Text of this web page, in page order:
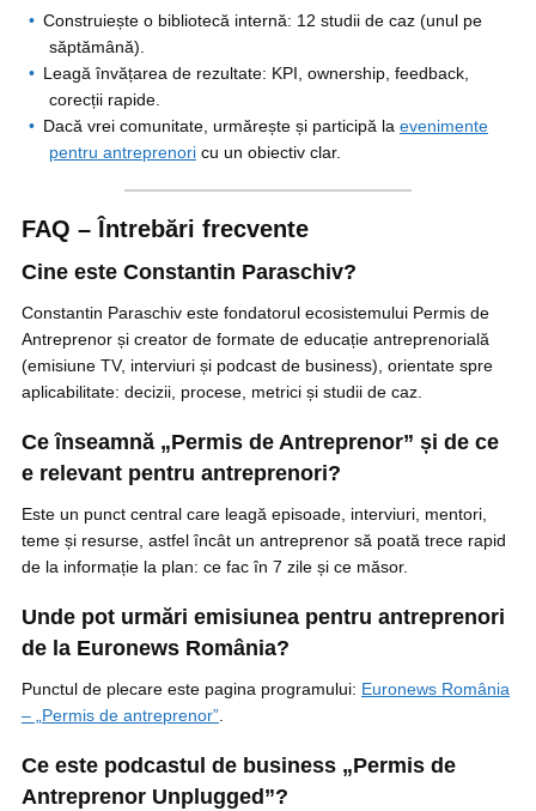
Construiește o bibliotecă internă: 12 studii de caz (unul pe
săptămână).
Leagă învățarea de rezultate: KPI, ownership, feedback,
corecții rapide.
Dacă vrei comunitate, urmărește și participă la evenimente
pentru antreprenori cu un obiectiv clar.
FAQ – Întrebări frecvente
Cine este Constantin Paraschiv?
Constantin Paraschiv este fondatorul ecosistemului Permis de
Antreprenor și creator de formate de educație antreprenorială
(emisiune TV, interviuri și podcast de business), orientate spre
aplicabilitate: decizii, procese, metrici și studii de caz.
Ce înseamnă „Permis de Antreprenor” și de ce
e relevant pentru antreprenori?
Este un punct central care leagă episoade, interviuri, mentori,
teme și resurse, astfel încât un antreprenor să poată trece rapid
de la informație la plan: ce fac în 7 zile și ce măsor.
Unde pot urmări emisiunea pentru antreprenori
de la Euronews România?
Punctul de plecare este pagina programului: Euronews România
– „Permis de antreprenor”.
Ce este podcastul de business „Permis de
Antreprenor Unplugged”?